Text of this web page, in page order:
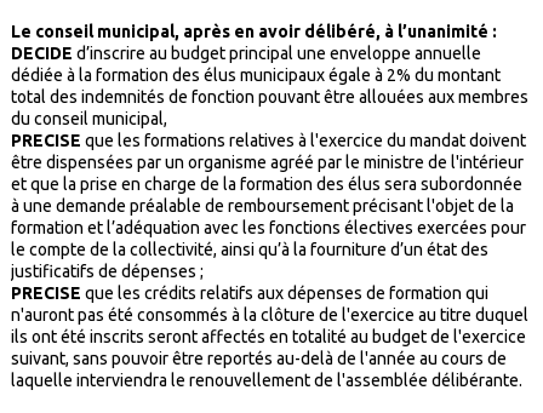
Le conseil municipal, après en avoir délibéré, à l’unanimité :
DECIDE d’inscrire au budget principal une enveloppe annuelle
dédiée à la formation des élus municipaux égale à 2% du montant
total des indemnités de fonction pouvant être allouées aux membres
du conseil municipal,
PRECISE que les formations relatives à l'exercice du mandat doivent
être dispensées par un organisme agréé par le ministre de l'intérieur
et que la prise en charge de la formation des élus sera subordonnée
à une demande préalable de remboursement précisant l'objet de la
formation et l’adéquation avec les fonctions électives exercées pour
le compte de la collectivité, ainsi qu’à la fourniture d’un état des
justificatifs de dépenses ;
PRECISE que les crédits relatifs aux dépenses de formation qui
n'auront pas été consommés à la clôture de l'exercice au titre duquel
ils ont été inscrits seront affectés en totalité au budget de l'exercice
suivant, sans pouvoir être reportés au-delà de l'année au cours de
laquelle interviendra le renouvellement de l'assemblée délibérante.